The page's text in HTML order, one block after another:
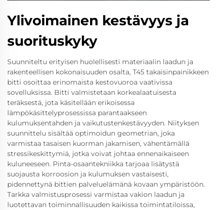
Ylivoimainen kestävyys ja
suorituskyky
Suunniteltu erityisen huolellisesti materiaalin laadun ja
rakenteellisen kokonaisuuden osalta, T45 takaisinpainikkeen
bitti osoittaa erinomaista kestovuoroa vaativissa
sovelluksissa. Bitti valmistetaan korkealaatuisesta
teräksestä, jota käsitellään erikoisessa
lämpökäsittelyprosessissa parantaakseen
kulumuksentahden ja vaikutustenkestävyyden. Niityksen
suunnittelu sisältää optimoidun geometrian, joka
varmistaa tasaisen kuorman jakamisen, vähentämällä
stressikeskittymiä, jotka voivat johtaa ennenaikaiseen
kuluneeseen. Pinta-osaantekniikka tarjoaa lisätystä
suojausta korroosion ja kulumuksen vastaisesti,
pidennettynä bittien palveluelämänä kovaan ympäristöön.
Tarkka valmistusprosessi varmistaa vakion laadun ja
luotettavan toiminnallisuuden kaikissa toimintatiloissa,